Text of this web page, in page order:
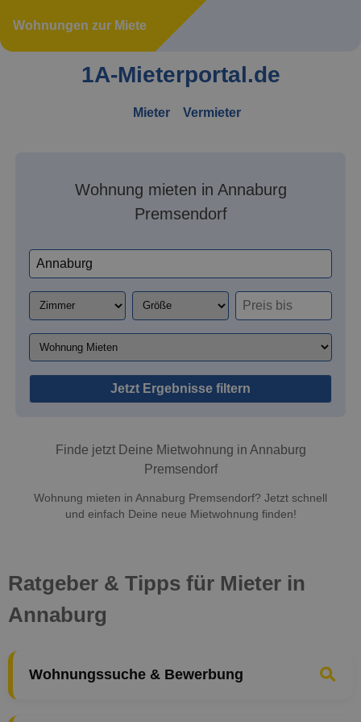
Wohnungen zur Miete
1A-Mieterportal.de
Mieter Vermieter
Wohnung mieten in Annaburg
Premsendorf
Jetzt Ergebnisse filtern
Finde jetzt Deine Mietwohnung in Annaburg
Premsendorf
Wohnung mieten in Annaburg Premsendorf? Jetzt schnell
und einfach Deine neue Mietwohnung finden!
Ratgeber & Tipps für Mieter in
Annaburg
Wohnungssuche & Bewerbung